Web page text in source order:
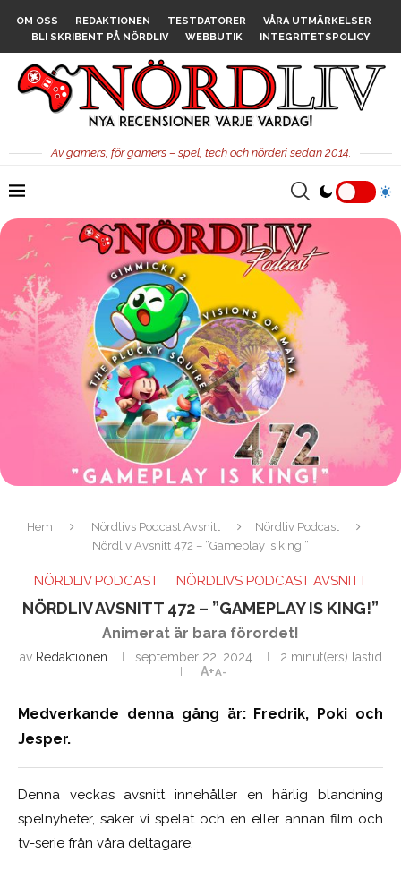
OM OSS REDAKTIONEN TESTDATORER
VÅRA UTMÄRKELSER
BLI SKRIBENT PÅ NÖRDLIV
WEBBUTIK INTEGRITETSPOLICY
Av gamers, för gamers – spel, tech och nörderi sedan 2014.
Hem Nördlivs Podcast Avsnitt
Nördliv Podcast
Nördliv Avsnitt 472 – ”Gameplay is king!”
NÖRDLIV PODCAST NÖRDLIVS PODCAST AVSNITT
NÖRDLIV AVSNITT 472 – ”GAMEPLAY IS KING!”
Animerat är bara förordet!
av Redaktionen september 22, 2024
2 minut(ers) lästid
A+A-
Medverkande denna gång är: Fredrik, Poki och
Jesper.
Denna veckas avsnitt innehåller en härlig blandning
spelnyheter, saker vi spelat och en eller annan film och
tv-serie från våra deltagare.